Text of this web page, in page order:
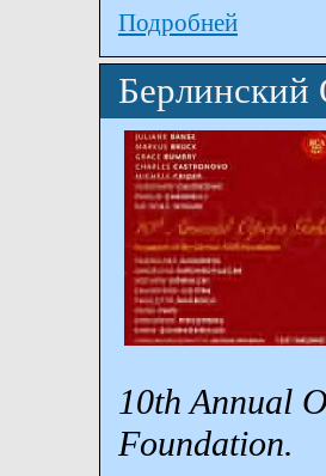
Подробней
Берлинский
10th Annual
Foundation.